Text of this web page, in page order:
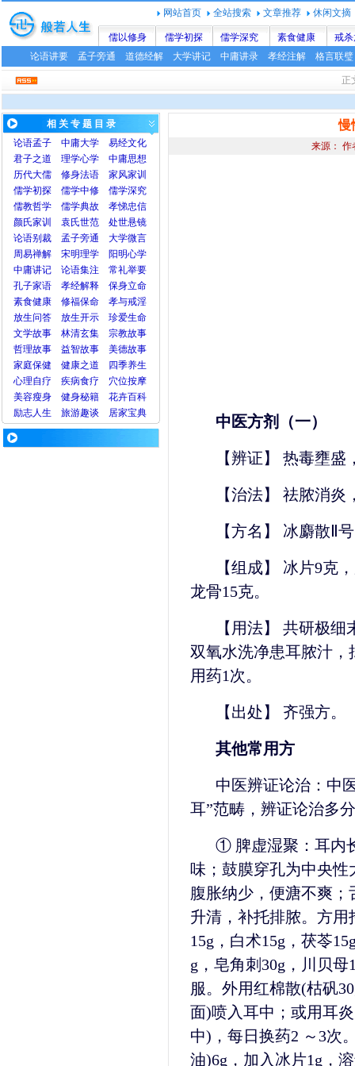
网站首页 全站搜索 文章推荐 休闲文摘
儒以修身 儒学初探 儒学深究 素食健康
戒
论语讲要
孟子旁通 道德经解 大学讲记 中庸讲录 孝经注解 格言联璧
相 关 专 题 目 录
论语孟子 中庸大学
易经文化
君子之道
理学心学
中庸思想
历代大儒
修身法语
家风家训
儒学初探
儒学中修
儒学深究
儒教哲学
儒学典故
孝悌忠信
颜氏家训
袁氏世范
处世悬镜
论语别裁
孟子旁通
大学微言
周易禅解
宋明理学
阳明心学
中庸讲记
论语集注
常礼举要
孔子家语
孝经解释
保身立命
素食健康
修福保命
孝与戒淫
放生问答
放生开示
珍爱生命
文学故事
林清玄集
宗教故事
哲理故事
益智故事
美德故事
家庭保健
健康之道
四季养生
心理自疗 疾病食疗 穴位按摩
美容瘦身 健身秘籍 花卉百科
励志人生
旅游趣谈 居家宝典
慢
来源：
中医方剂（一）
【辨证】 热毒壅
【治法】 祛脓消
【方名】 冰麝散Ⅱ
【组成】 冰片9克
龙骨15克。
【用法】 共研极
双氧水洗净患耳脓汁
用药1次。
【出处】 齐强方。
其他常用方
中医辨证论治：中
耳”范畴，辨证论治多
① 脾虚湿聚：耳内
味；鼓膜穿孔为中央
腹胀纳少，便溏不爽
升清，补托排脓。方用
15g，白术15g，茯苓
g，皂角刺30g，川贝母
服。外用红棉散(枯矾
面)喷入耳中；或用耳
中)，每日换药2 ～3次
油)6g，加入冰片1g，